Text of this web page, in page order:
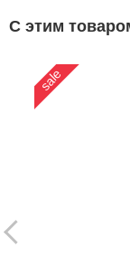
С этим
sale